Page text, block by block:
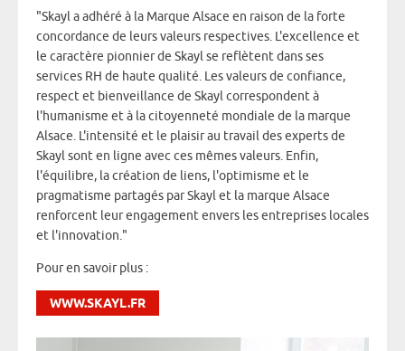
"Skayl a adhéré à la Marque Alsace en raison de la forte
concordance de leurs valeurs respectives. L'excellence et
le caractère pionnier de Skayl se reflètent dans ses
services RH de haute qualité. Les valeurs de confiance,
respect et bienveillance de Skayl correspondent à
l'humanisme et à la citoyenneté mondiale de la marque
Alsace. L'intensité et le plaisir au travail des experts de
Skayl sont en ligne avec ces mêmes valeurs. Enfin,
l'équilibre, la création de liens, l'optimisme et le
pragmatisme partagés par Skayl et la marque Alsace
renforcent leur engagement envers les entreprises locales
et l'innovation."
Pour en savoir plus :
WWW.SKAYL.FR